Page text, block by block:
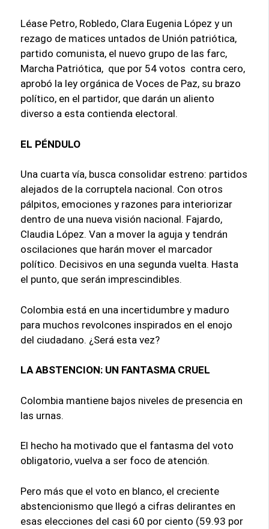
Léase Petro, Robledo, Clara Eugenia López y un
rezago de matices untados de Unión patriótica,
partido comunista, el nuevo grupo de las farc,
Marcha Patriótica, que por 54 votos contra cero,
aprobó la ley orgánica de Voces de Paz, su brazo
político, en el partidor, que darán un aliento
diverso a esta contienda electoral.
EL PÉNDULO
Una cuarta vía, busca consolidar estreno: partidos
alejados de la corruptela nacional. Con otros
pálpitos, emociones y razones para interiorizar
dentro de una nueva visión nacional. Fajardo,
Claudia López. Van a mover la aguja y tendrán
oscilaciones que harán mover el marcador
político. Decisivos en una segunda vuelta. Hasta
el punto, que serán imprescindibles.
Colombia está en una incertidumbre y maduro
para muchos revolcones inspirados en el enojo
del ciudadano. ¿Será esta vez?
LA ABSTENCION: UN FANTASMA CRUEL
Colombia mantiene bajos niveles de presencia en
las urnas.
El hecho ha motivado que el fantasma del voto
obligatorio, vuelva a ser foco de atención.
Pero más que el voto en blanco, el creciente
abstencionismo que llegó a cifras delirantes en
esas elecciones del casi 60 por ciento (59.93 por